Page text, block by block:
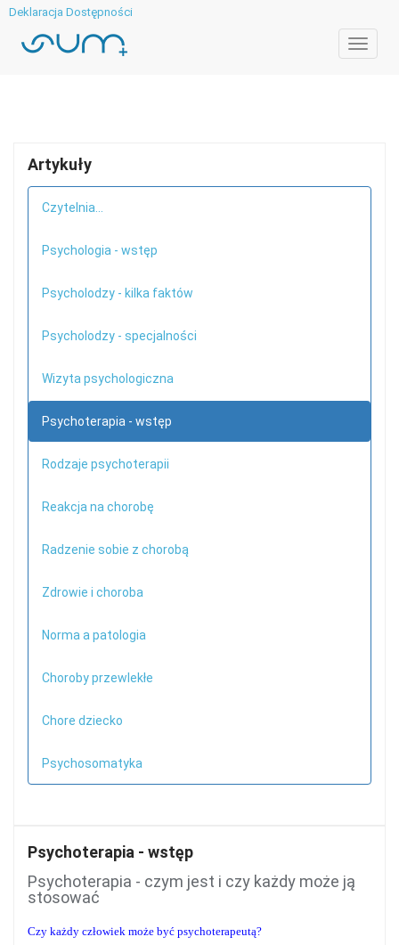
Deklaracja Dostępności
Toggle
Artykuły
Czytelnia...
Psychologia - wstęp
Psycholodzy - kilka faktów
Psycholodzy - specjalności
Wizyta psychologiczna
Psychoterapia - wstęp
Rodzaje psychoterapii
Reakcja na chorobę
Radzenie sobie z chorobą
Zdrowie i choroba
Norma a patologia
Choroby przewlekłe
Chore dziecko
Psychosomatyka
Psychoterapia - wstęp
Psychoterapia - czym jest i czy każdy może ją
stosować
Czy każdy człowiek może być psychoterapeutą?